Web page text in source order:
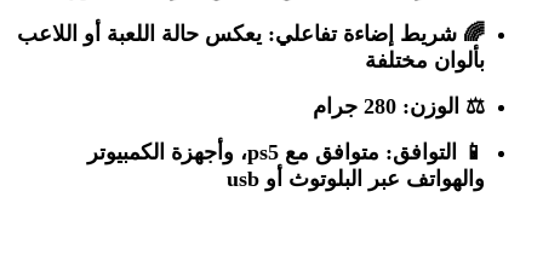
🌈 شريط إضاءة تفاعلي: يعكس حالة اللعبة أو اللاعب
بألوان مختلفة
⚖️ الوزن: 280 جرام
📱
التوافق
: متوافق مع ps5، وأجهزة الكمبيوتر
والهواتف عبر البلوتوث أو usb